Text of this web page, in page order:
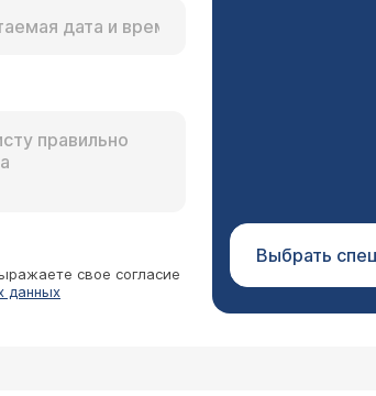
свое согласие
данных
Выбрать